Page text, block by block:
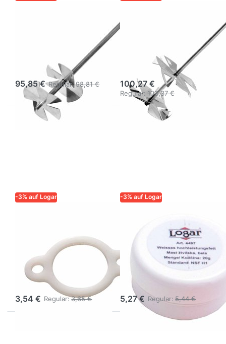
für Schleuder Ø
63 cm
95,85 € Regular:98,81 €
für Schleuder Ø
76 cm
100,27 €
Regular: 103,37 €
-3% auf Logar
Dichtung für
Honighahn art.
7742 aus
Kunststoff
3,54 € Regular:3,65 €
-3% auf Logar
ZUVERLÄSSIGKEIT FÜR
Weißes
Allround-
Hochleistungsfett
NSF H1, 20 g
5,27 € Regular: 5,44 €